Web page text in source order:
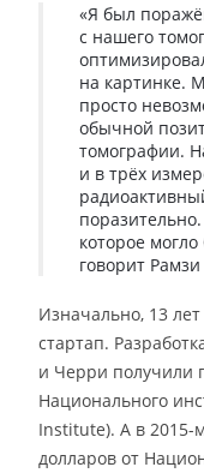
«Я был
с нашего
на картинке.
просто
обычной
томографии.
и в трёх
которое
говорит
Изначально, 13
стартап.
и Черри получили
Национального
Institute). А в 2015-
долларов от